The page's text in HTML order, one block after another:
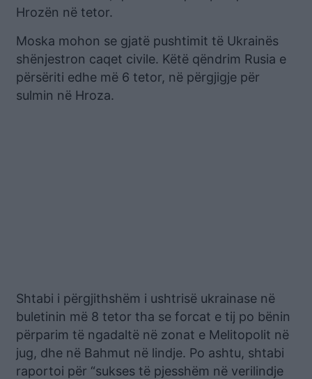
Hrozën në tetor.
Moska mohon se gjatë pushtimit të Ukrainës
shënjestron caqet civile. Këtë qëndrim Rusia e
përsëriti edhe më 6 tetor, në përgjigje për
sulmin në Hroza.
Shtabi i përgjithshëm i ushtrisë ukrainase në
buletinin më 8 tetor tha se forcat e tij po bënin
përparim të ngadaltë në zonat e Melitopolit në
jug, dhe në Bahmut në lindje. Po ashtu, shtabi
raportoi për “sukses të pjesshëm në verilindje